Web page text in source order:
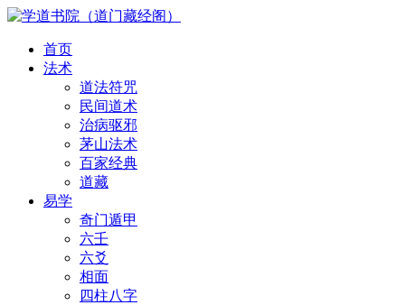
首页
法术
道法符咒
民间道术
治病驱邪
茅山法术
百家经典
道藏
易学
奇门遁甲
六壬
六爻
相面
四柱八字